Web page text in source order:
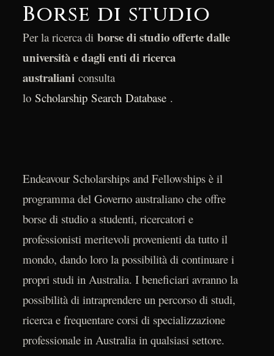
Borse di studio
Per la ricerca di borse di studio offerte dalle
università e dagli enti di ricerca
australiani consulta
lo Scholarship Search Database.
Endeavour Scholarships and Fellowships è il
programma del Governo australiano che offre
borse di studio a studenti, ricercatori e
professionisti meritevoli provenienti da tutto il
mondo, dando loro la possibilità di continuare i
propri studi in Australia. I beneficiari avranno la
possibilità di intraprendere un percorso di studi,
ricerca e frequentare corsi di specializzazione
professionale in Australia in qualsiasi settore.